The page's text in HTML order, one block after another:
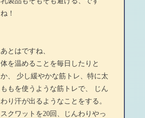
ね！
あとはですね、
体を温めることを毎日したりと
か、 少し緩やかな筋トレ、特に太
ももを使うような筋トレで、 じん
わり汗が出るようなことをする。
スクワットを20回、じんわりやっ